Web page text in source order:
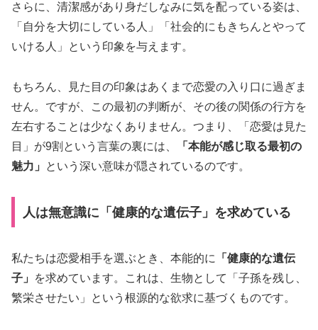
さらに、清潔感があり身だしなみに気を配っている姿は、
「自分を大切にしている人」「社会的にもきちんとやって
いける人」という印象を与えます。
もちろん、見た目の印象はあくまで恋愛の入り口に過ぎま
せん。ですが、この最初の判断が、その後の関係の行方を
左右することは少なくありません。つまり、「恋愛は見た
目」が9割という言葉の裏には、
「本能が感じ取る最初の
魅力」
という深い意味が隠されているのです。
人は無意識に「健康的な遺伝子」を求めている
私たちは恋愛相手を選ぶとき、本能的に
「健康的な遺伝
子」
を求めています。これは、生物として「子孫を残し、
繁栄させたい」という根源的な欲求に基づくものです。